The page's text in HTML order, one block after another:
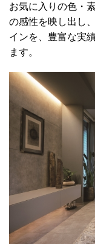
お気に入りの色・
の感性を映し出し
インを、豊富な実
ます。